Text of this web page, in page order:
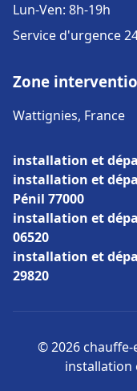
Lun-Ven: 8h-19h
Service d'urgence
Zone
Wattignies, France
installation et
installation et
Pénil 77000
installation et
06520
installation et
29820
© 2026 chauffe-
installation